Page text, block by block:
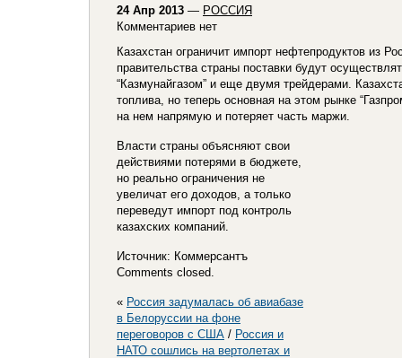
24 Апр 2013 — РОССИЯ
Комментариев нет
Казахстан ограничит импорт нефтепродуктов из
правительства страны поставки будут
“Казмунайгазом” и еще двумя трейдерами.
топлива, но теперь основная на этом рынке
на нем напрямую и потеряет часть маржи.
Власти страны объясняют свои
действиями потерями в бюджете,
но реально ограничения не
увеличат его доходов, а только
переведут импорт под контроль
казахских компаний.
Источник: Коммерсантъ
Comments closed.
« Россия задумалась об авиабазе
в Белоруссии на фоне
переговоров с США / Россия и
НАТО сошлись на вертолетах и